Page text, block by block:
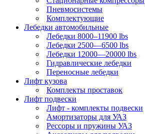
Пневмосистемы
Комплектующие
Лебедки автомобильные
Лебедки 8000–11900 lbs
Лебедки 2500—6500 lbs
Лебедки 12000—20000 lbs
Гидравлические лебедки
Переносные лебедки
Лифт кузова
Комплекты проставок
Лифт подвески
Лифт - комплекты подвески
Амортизаторы для УАЗ
Рессоры и пружины УАЗ